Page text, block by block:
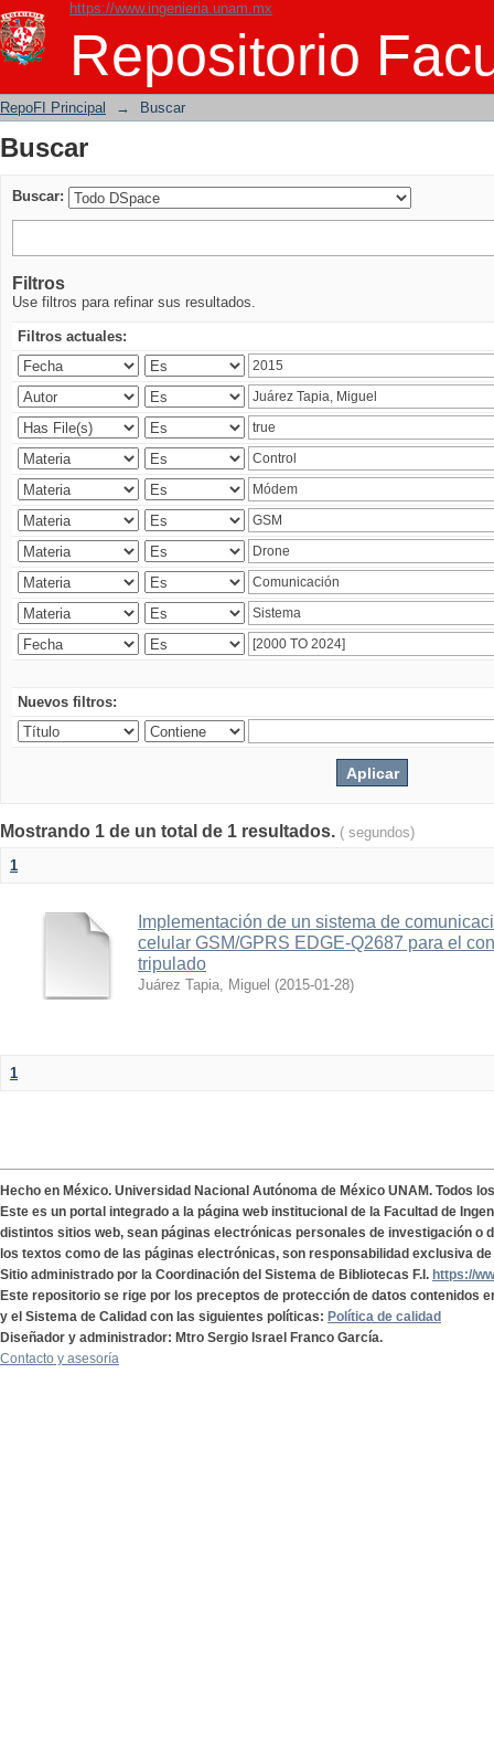
https://www.ingenieria.unam.mx
Repositorio
Buscar
RepoFI Principal → Buscar
Buscar
Buscar:
Filtros
Use filtros para refinar sus resultados.
Filtros actuales:
Nuevos filtros:
Mostrando 1 de un total de 1 resultados. ( segundos)
1
Implementación de un sistema de
celular GSM/GPRS EDGE-Q2687 para el
tripulado
Juárez Tapia, Miguel (2015-01-28)
1
Hecho en México. Universidad Nacional Autónoma de México UNAM. Todos
Este es un portal integrado a la página web institucional de la Facultad de
distintos sitios web, sean páginas electrónicas personales de investigación o
los textos como de las páginas electrónicas, son responsabilidad exclusiva
Sitio administrado por la Coordinación del Sistema de Bibliotecas F.I. https://
Este repositorio se rige por los preceptos de protección de datos contenidos
y el Sistema de Calidad con las siguientes políticas: Política de calidad
Diseñador y administrador: Mtro Sergio Israel Franco García.
Contacto y asesoría